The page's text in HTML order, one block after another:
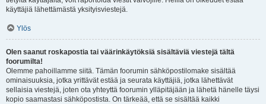
käyttäjiä lähettämästä yksityisviestejä.
Ylös
Olen saanut roskapostia tai väärinkäytöksiä sisältäviä viestejä tältä
foorumilta!
Olemme pahoillamme siitä. Tämän foorumin sähköpostilomake sisältää
ominaisuuksia, jotka yrittävät estää ja seurata käyttäjiä, jotka lähettävät
sellaisia viestejä, joten ota yhteyttä foorumin ylläpitäjään ja lähetä hänelle täysi
kopio saamastasi sähköpostista. On tärkeää, että se sisältää kaikki